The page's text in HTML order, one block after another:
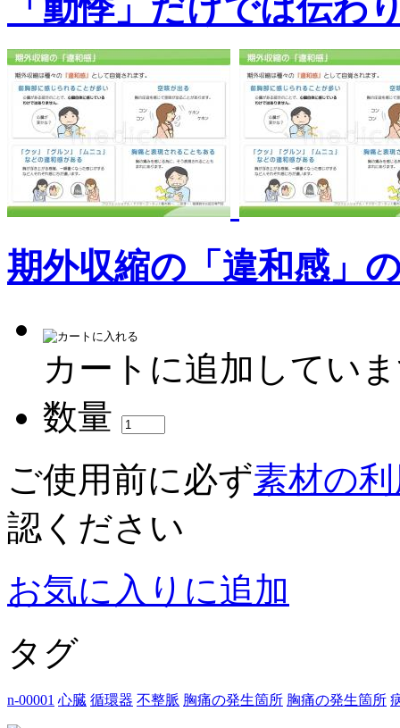
「動悸」だけでは伝わ
期外収縮の「違和感」
カートに追加してい
数量
ご使用前に必ず素材の
認ください
お気に入りに追加
タグ
n-00001 心臓 循環器 不整脈 胸痛の発生箇所 胸痛の発生箇所